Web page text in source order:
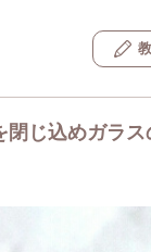
閉じ込めガラス